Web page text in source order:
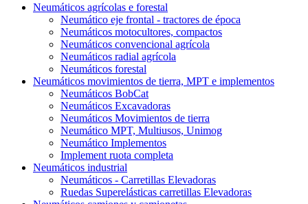
Neumáticos agrícolas e forestal
Neumático eje frontal - tractores de época
Neumáticos motocultores, compactos
Neumáticos convencional agrícola
Neumáticos radial agrícola
Neumáticos forestal
Neumáticos movimientos de tierra, MPT e implementos
Neumáticos BobCat
Neumáticos Excavadoras
Neumáticos Movimientos de tierra
Neumático MPT, Multiusos, Unimog
Neumático Implementos
Implement ruota completa
Neumáticos industrial
Neumáticos - Carretillas Elevadoras
Ruedas Superelásticas carretillas Elevadoras